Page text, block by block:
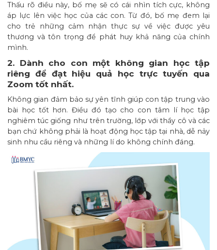
Thấu rõ điều này, bố mẹ sẽ có cái nhìn tích cực, không
áp lực lên việc học của các con. Từ đó, bố mẹ đem lại
cho trẻ những cảm nhận thực sự về việc được yêu
thương và tôn trọng để phát huy khả năng của chính
mình.
2. Dành cho con một không gian học tập
riêng để đạt hiệu quả học trực tuyến qua
Zoom tốt nhất.
Không gian đảm bảo sự yên tĩnh giúp con tập trung vào
bài học tốt hơn. Điều đó tạo cho con tâm lí học tập
nghiêm túc giống như trên trường, lớp với thầy cô và các
bạn chứ không phải là hoạt động học tập tại nhà, dễ nảy
sinh nhu cầu riêng và những lí do không chính đáng.